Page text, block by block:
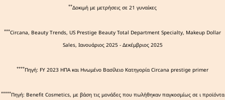
**Δοκιμή με μετρήσεις σε 21 γυναίκες
***Circana, Beauty Trends, US Prestige Beauty Total Department Specialty, Makeup Dollar
Sales, Ιανουάριος 2025 - Δεκέμβριος 2025
****Πηγή: FY 2023 ΗΠΑ και Ηνωμένο Βασίλειο Κατηγορία Circana prestige primer
*****Πηγή: Benefit Cosmetics, με βάση τις μονάδες που πωλήθηκαν παγκοσμίως σε ι προϊόντα